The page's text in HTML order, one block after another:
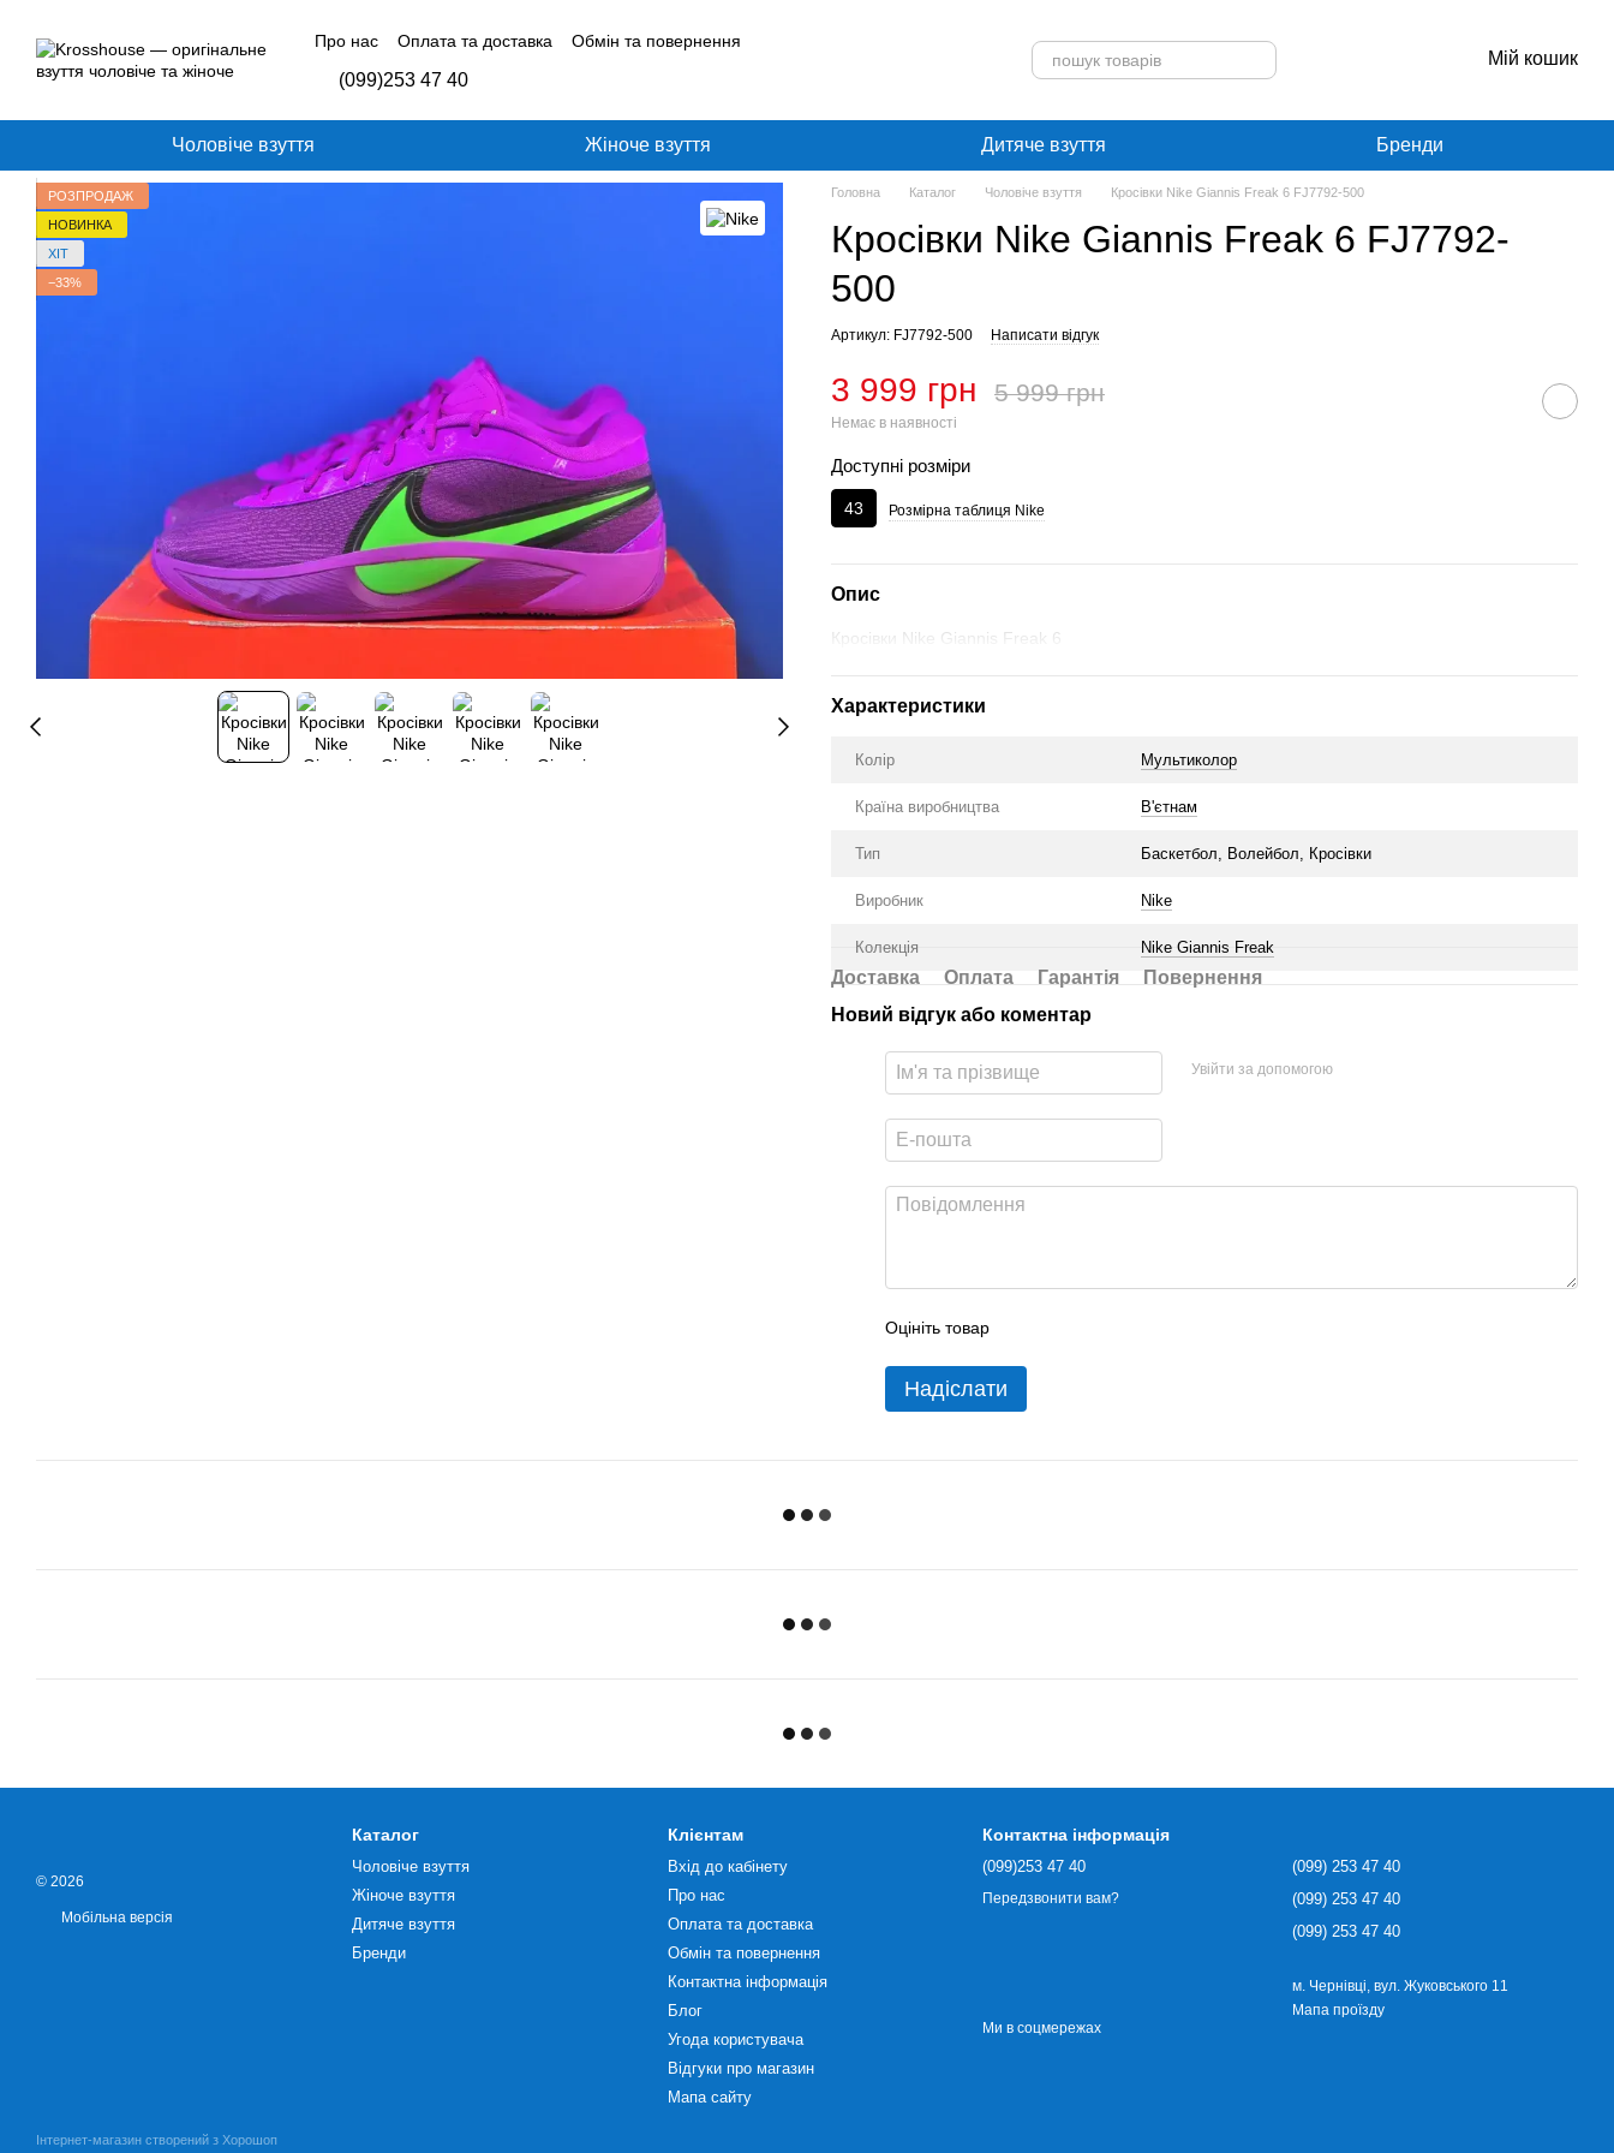
Про нас
Оплата та доставка
Обмін та повернення
Відгуки про магазин
(099)253 47 40
Мій кошик
Чоловіче взуття Жіноче взуття Дитяче взуття Бренди
РОЗПРОДАЖ
НОВИНКА
ХІТ
−33%
Головна Каталог Чоловіче взуття Кросівки Nike Giannis Freak 6 FJ7792-500
Кросівки Nike Giannis Freak 6 FJ7792-
500
Артикул: FJ7792-500 Написати відгук
3 999 грн 5 999 грн
Немає в наявності
Доступні розміри
43 Розмірна таблиця Nike
Опис
Кросівки Nike Giannis Freak 6
Характеристики
Колір Мультиколор
Країна виробництва В'єтнам
Тип Баскетбол, Волейбол, Кросівки
Виробник Nike
Колекція Nike Giannis Freak
Доставка Оплата Гарантія
Повернення
Новий відгук або коментар
Увійти за допомогою
Оцініть товар
Надіслати
© 2026
Мобільна версія
Інтернет-магазин створений з Хорошоп
Каталог
Чоловіче взуття
Жіноче взуття
Дитяче взуття
Бренди
Клієнтам
Вхід до кабінету
Про нас
Оплата та доставка
Обмін та повернення
Контактна інформація
Блог
Угода користувача
Відгуки про магазин
Мапа сайту
Контактна інформація
(099)253 47 40
Передзвонити вам?
(099) 253 47 40
(099) 253 47 40
(099) 253 47 40
м. Чернівці, вул. Жуковського 11
Мапа проїзду
Ми в соцмережах